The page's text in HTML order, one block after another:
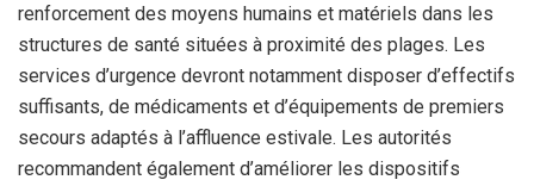
renforcement des moyens humains et matériels dans les
structures de santé situées à proximité des plages. Les
services d’urgence devront notamment disposer d’effectifs
suffisants, de médicaments et d’équipements de premiers
secours adaptés à l’affluence estivale. Les autorités
recommandent également d’améliorer les dispositifs